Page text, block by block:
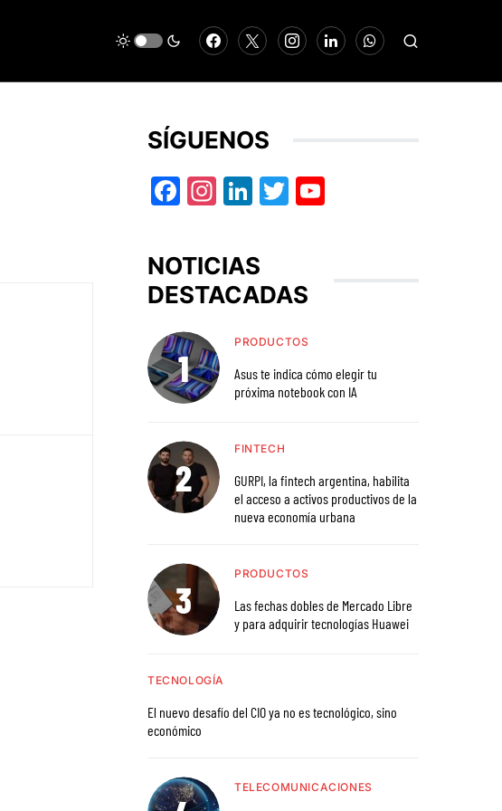
SÍGUENOS
Facebook
Instagram
LinkedIn
Twitter
NOTICIAS
DESTACADAS
PRODUCTOS
Asus te indica cómo elegir tu
próxima notebook con IA
FINTECH
GURPI, la fintech argentina, habilita
el acceso a activos productivos de la
nueva economía urbana
PRODUCTOS
Las fechas dobles de Mercado Libre
y para adquirir tecnologías Huawei
TECNOLOGÍA
El nuevo desafío del CIO ya no es tecnológico, sino
económico
TELECOMUNICACIONES